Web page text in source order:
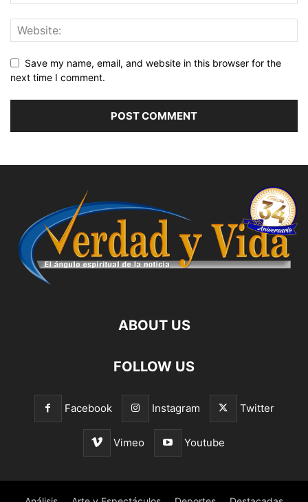
Save my name, email, and website in this browser for the
next time I comment.
ABOUT US
FOLLOW US
Facebook Instagram Twitter
Vimeo Youtube